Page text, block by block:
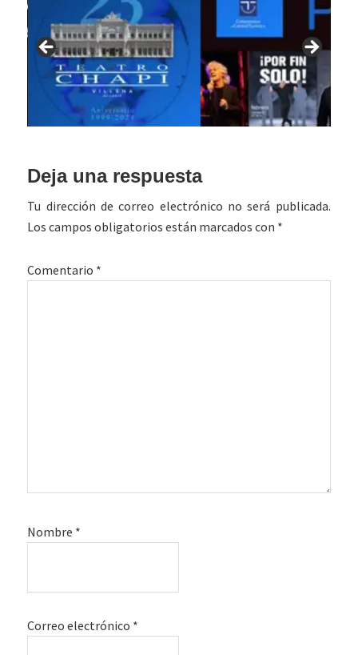
Interacciones
con
los
Deja una respuesta
Tu dirección de correo electrónico no será publicada.
Los campos obligatorios están marcados con *
Comentario *
Nombre *
Correo electrónico *